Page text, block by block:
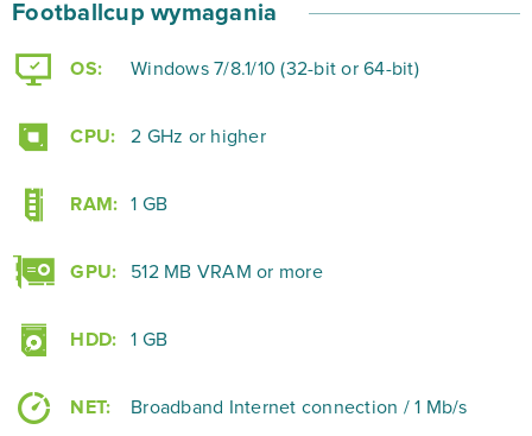
poznać świetnie przemyślany system ligowy? Odpal
więc już dziś rozgrywkę Footballcup – tylko na
bananki.pl! Udowodnij wszystkim, że to właśnie Ty
zasługujesz na tytuł najlepszego menadżera piłki
nożnej.
Footballcup wymagania
OS: Windows 7/8.1/10 (32-bit or 64-bit)
CPU: 2 GHz or higher
RAM: 1 GB
GPU: 512 MB VRAM or more
HDD: 1 GB
NET: Broadband Internet connection / 1 Mb/s